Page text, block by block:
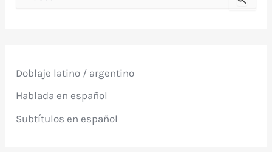
o
:
Doblaje latino / argentino
Hablada en español
Subtítulos en español